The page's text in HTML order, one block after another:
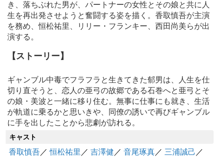
き、落ちぶれた男が、パートナーの女性とその娘と共に人
生を再出発させようと奮闘する姿を描く。香取慎吾が主演
を務め、恒松祐里、リリー・フランキー、西田尚美らが出
演する。
【ストーリー】
ギャンブル中毒でフラフラと生きてきた郁男は、人生を仕
切り直そうと、恋人の亜弓の故郷である石巻へと亜弓とそ
の娘・美波と一緒に移り住む。無事に仕事にも就き、生活
が軌道に乗るかと思いきや、同僚の誘いで再びギャンブル
に手を出したことから悲劇が訪れる。
キャスト
香取慎吾／恒松祐里 ／吉澤健 ／音尾琢真／ 三浦誠己 ／